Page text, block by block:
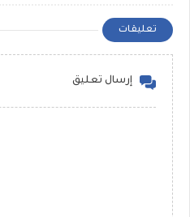
تعليقات
إرسال تعليق